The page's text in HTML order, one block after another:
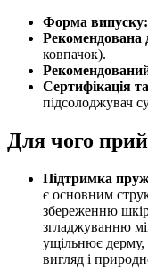
Форма випуску:
Рекомендована
ковпачок).
Сертифікація
підсолоджувач
Для чого
Підтримка
є основним
збереженню
згладжуванню
ущільнює
вигляд і